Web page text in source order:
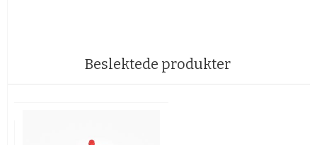
Beslektede produkter